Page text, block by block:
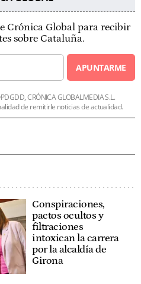
Crónica Global para recibir
sobre Cataluña.
APUNTARME
CRÓNICA GLOBALMEDIA S.L.
de remitirle noticias de actualidad.
Conspiraciones,
pactos ocultos y
filtraciones
intoxican la carrera
por la alcaldía de
Girona